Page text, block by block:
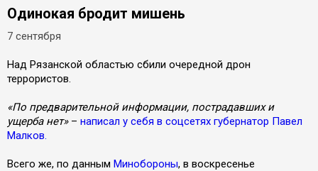
Одинокая бродит мишень
7 сентября
Над Рязанской областью сбили очередной дрон
террористов.
«По предварительной информации, пострадавших и
ущерба нет»– написал у себя в соцсетях губернатор Павел
Малков.
Всего же, по данным Минобороны, в воскресенье